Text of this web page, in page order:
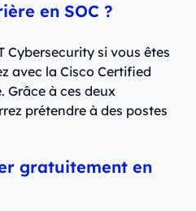
en SOC ?
Cybersecurity si vous êtes
avec la Cisco Certified
Grâce à ces deux
prétendre à des postes
gratuitement en